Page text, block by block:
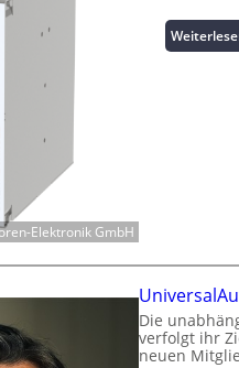
Elektronik GmbH
Die
verfolgt ihr
neuen